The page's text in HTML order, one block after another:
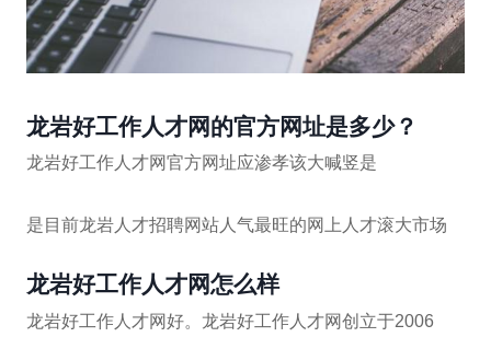
龙岩好工作人才网的官方网址是多少？
龙岩好工作人才网官方网址应渗孝该大喊竖是
是目前龙岩人才招聘网站人气最旺的网上人才滚大市场
龙岩好工作人才网怎么样
龙岩好工作人才网好。龙岩好工作人才网创立于2006